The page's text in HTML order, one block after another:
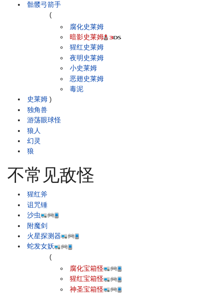
骷髅弓箭手
史莱姆
(
腐化史莱姆
暗影史莱姆
猩红史莱姆
夜明史莱姆
小史莱姆
恶翅史莱姆
毒泥
)
独角兽
游荡眼球怪
狼人
幻灵
狼
不常见敌怪
猩红斧
诅咒锤
沙虫
附魔剑
火星探测器
蛇发女妖
(
腐化宝箱怪
猩红宝箱怪
神圣宝箱怪